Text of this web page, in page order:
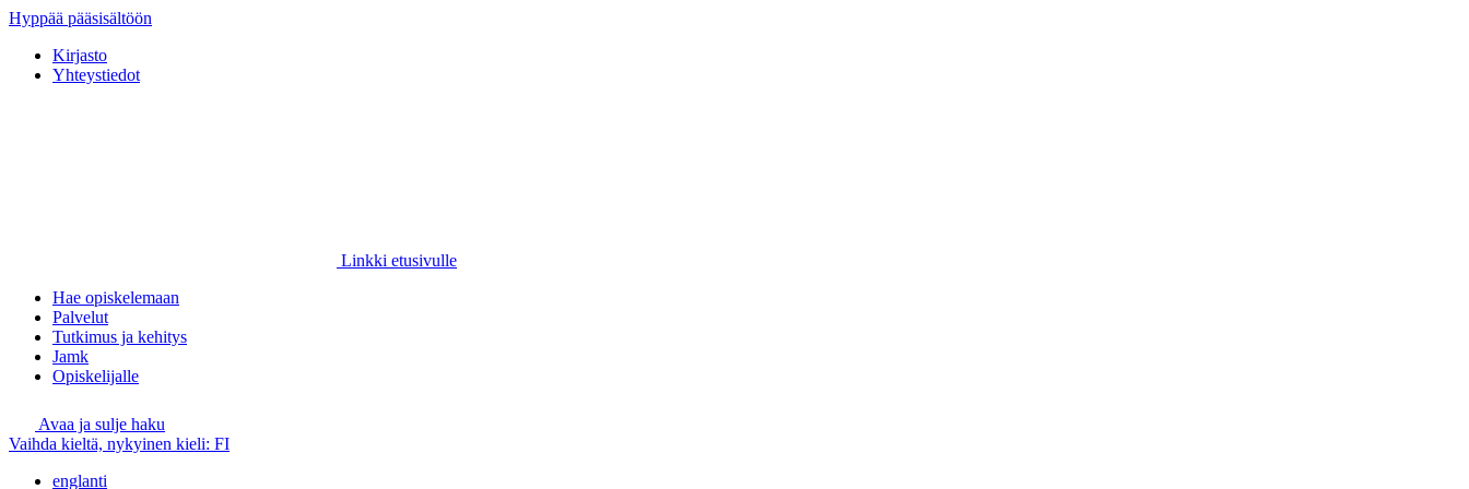
Hyppää pääsisältöön
Kirjasto
Yhteystiedot
Linkki etusivulle
Hae opiskelemaan
Palvelut
Tutkimus ja kehitys
Jamk
Opiskelijalle
Avaa ja sulje haku
Vaihda kieltä, nykyinen kieli: FI
englanti